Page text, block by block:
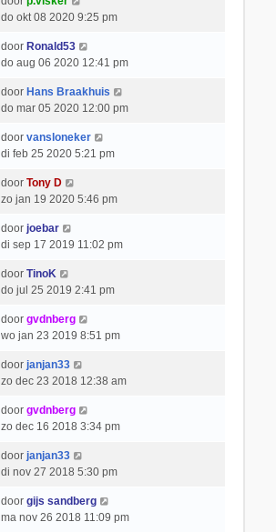
do okt 08 2020 9:25 pm
door Ronald53
do aug 06 2020 12:41 pm
door Hans Braakhuis
do mar 05 2020 12:00 pm
door vansloneker
di feb 25 2020 5:21 pm
door Tony D
zo jan 19 2020 5:46 pm
door joebar
di sep 17 2019 11:02 pm
door TinoK
do jul 25 2019 2:41 pm
door gvdnberg
wo jan 23 2019 8:51 pm
door janjan33
zo dec 23 2018 12:38 am
door gvdnberg
zo dec 16 2018 3:34 pm
door janjan33
di nov 27 2018 5:30 pm
door gijs sandberg
ma nov 26 2018 11:09 pm